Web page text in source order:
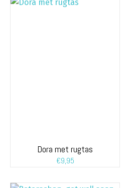
Dora met rugtas
€9,95